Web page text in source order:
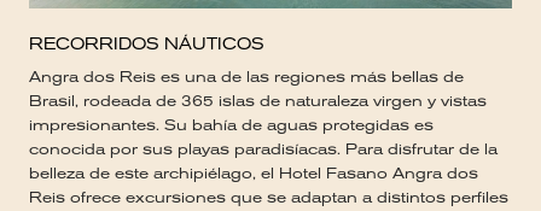
RECORRIDOS NÁUTICOS
Angra dos Reis es una de las regiones más bellas de
Brasil, rodeada de 365 islas de naturaleza virgen y vistas
impresionantes. Su bahía de aguas protegidas es
conocida por sus playas paradisíacas. Para disfrutar de la
belleza de este archipiélago, el Hotel Fasano Angra dos
Reis ofrece excursiones que se adaptan a distintos perfiles